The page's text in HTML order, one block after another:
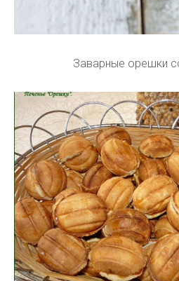
Заварные орешки